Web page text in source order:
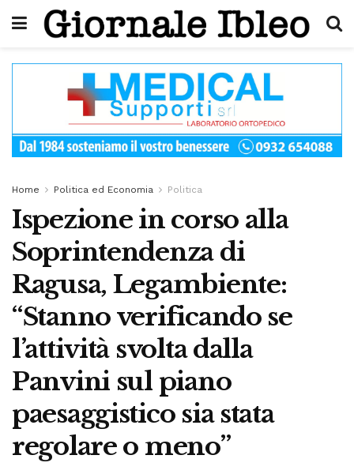
Home Politica ed Economia Politica
Ispezione in corso alla
Soprintendenza di
Ragusa, Legambiente:
“Stanno verificando se
l’attività svolta dalla
Panvini sul piano
paesaggistico sia stata
regolare o meno”